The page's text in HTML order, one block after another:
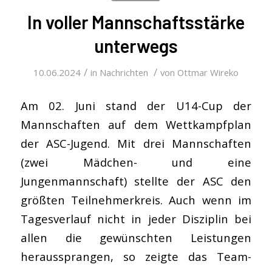
In voller Mannschaftsstärke
unterwegs
10.06.2024 / in Nachrichten / von Ottmar Wireko
Am 02. Juni stand der U14-Cup der
Mannschaften auf dem Wettkampfplan
der ASC-Jugend. Mit drei Mannschaften
(zwei Mädchen- und eine
Jungenmannschaft) stellte der ASC den
größten Teilnehmerkreis. Auch wenn im
Tagesverlauf nicht in jeder Disziplin bei
allen die gewünschten Leistungen
heraussprangen, so zeigte das Team-